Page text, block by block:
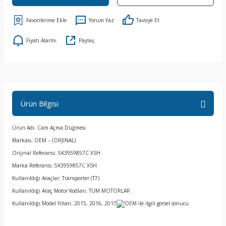
Yorum Yaz Tavsiye Et
Fiyatı Alarmı Paylaş
Ürün Bilgisi
Ürün Adı; Cam Açma Düğmesi
Markası; OEM – (ORJINAL)
Orijinal Referansı; 5K3959857C XSH
Marka Referansı; 5K3959857C XSH
Kullanıldığı Araçlar; Transporter (T7)
Kullanıldığı Araç Motor Kodları; TÜM MOTORLAR
Kullanıldığı Model Yılları; 2015, 2016, 2017